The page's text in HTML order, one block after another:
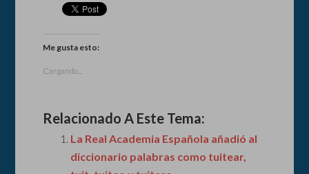
Me gusta esto:
Cargando...
Relacionado A Este Tema:
La Real Academia Española añadió al
diccionario palabras como tuitear,